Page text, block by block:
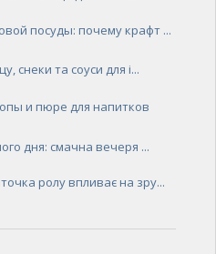
посуды: почему крафт ...
снеки та соуси для і...
и пюре для напитков
дня: смачна вечеря ...
ролу впливає на зру...